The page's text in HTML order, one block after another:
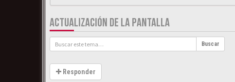
ACTUALIZACIÓN DE LA PANTALLA
Buscar
Responder